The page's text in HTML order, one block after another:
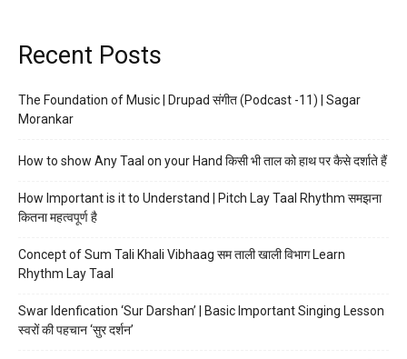
Recent Posts
The Foundation of Music | Drupad संगीत (Podcast -11) | Sagar
Morankar
How to show Any Taal on your Hand किसी भी ताल को हाथ पर कैसे दर्शाते हैं
How Important is it to Understand | Pitch Lay Taal Rhythm समझना
कितना महत्वपूर्ण है
Concept of Sum Tali Khali Vibhaag सम ताली खाली विभाग Learn
Rhythm Lay Taal
Swar Idenfication ‘Sur Darshan’ | Basic Important Singing Lesson
स्वरों की पहचान ‘सुर दर्शन’